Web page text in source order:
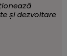
și dezvoltare